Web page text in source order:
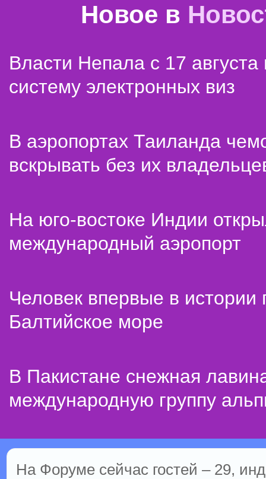
Новое в
Власти Непала с 17 августа
систему электронных виз
В аэропортах Таиланда
вскрывать без их
На юго-востоке Индии
международный аэропорт
Человек впервые в истории
Балтийское море
В Пакистане снежная
международную группу
На Форуме сейчас гостей – 29,